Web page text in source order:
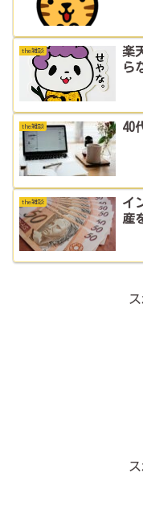
the雑談
楽
ら
the雑談 40
the雑談
イ
産